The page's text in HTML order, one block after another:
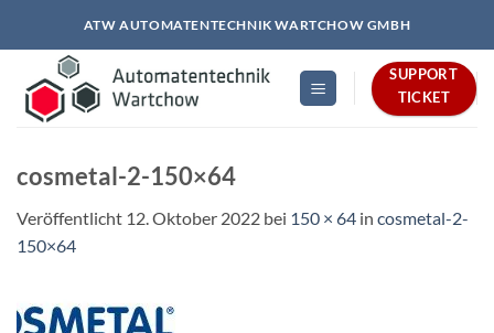
springen
ATW AUTOMATENTECHNIK WARTCHOW GMBH
SUPPORT
TICKET
cosmetal-2-150×64
Veröffentlicht 12. Oktober 2022 bei 150 × 64 in cosmetal-2-
150×64